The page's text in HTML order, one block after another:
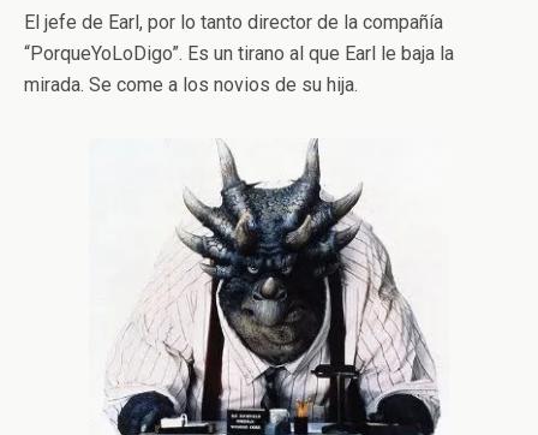
El jefe de Earl, por lo tanto director de la compañía
“PorqueYoLoDigo”. Es un tirano al que Earl le baja la
mirada. Se come a los novios de su hija.